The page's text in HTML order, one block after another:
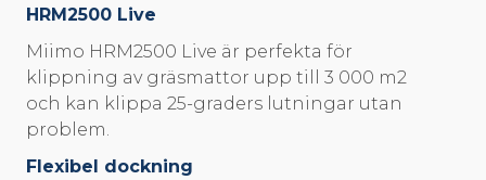
HRM2500 Live
Miimo HRM2500 Live är perfekta för
klippning av gräsmattor upp till 3 000 m2
och kan klippa 25-graders lutningar utan
problem.
Flexibel dockning